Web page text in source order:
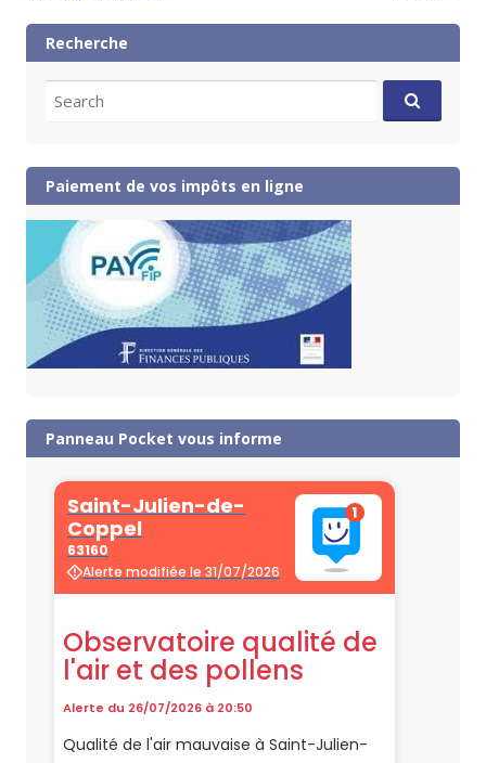
Recherche
for:
Paiement de vos impôts en ligne
Panneau Pocket vous informe